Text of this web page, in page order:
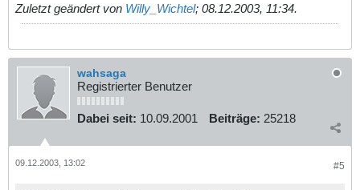
Zuletzt geändert von Willy_Wichtel; 08.12.2003, 11:34.
wahsaga
Registrierter Benutzer
Dabei seit: 10.09.2001 Beiträge: 25218
#5
09.12.2003, 13:02